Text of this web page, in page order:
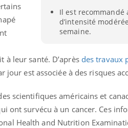
Il est
d’intensité
semaine.
à leur santé. D’après des travaux
jour est associée à des risques
scientifiques américains et
ont survécu à un cancer. Ces
Health and Nutrition